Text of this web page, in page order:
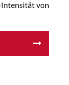
Intensität von